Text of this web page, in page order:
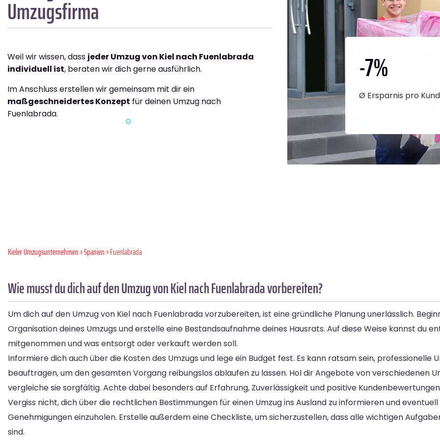
Umzugsfirma
Weil wir wissen, dass jeder Umzug von Kiel nach Fuenlabrada
individuell ist, beraten wir dich gerne ausführlich.
Im Anschluss erstellen wir gemeinsam mit dir ein
maßgeschneidertes Konzept für deinen Umzug nach
Fuenlabrada.
-7%
Ø Ersparnis pro
Kieler Umzugsunternehmen»Spanien» Fuenlabrada
Wie musst du dich auf den Umzug von Kiel nach Fuenlabrada vorbereiten?
Um dich auf den Umzug von Kiel nach Fuenlabrada vorzubereiten, ist eine gründliche Planung unerlässlich.
Organisation deines Umzugs und erstelle eine Bestandsaufnahme deines Hausrats. Auf diese Weise kannst du
mitgenommen und was entsorgt oder verkauft werden soll.
Informiere dich auch über die Kosten des Umzugs und lege ein Budget fest. Es kann ratsam sein, professionelle
beauftragen, um den gesamten Vorgang reibungslos ablaufen zu lassen. Hol dir Angebote von verschiedenen
vergleiche sie sorgfältig. Achte dabei besonders auf Erfahrung, Zuverlässigkeit und positive
Vergiss nicht, dich über die rechtlichen Bestimmungen für einen Umzug ins Ausland zu informieren und
Genehmigungen einzuholen. Erstelle außerdem eine Checkliste, um sicherzustellen, dass alle wichtigen
sind.